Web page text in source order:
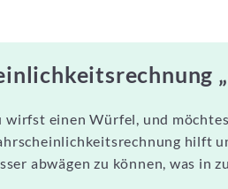
wirfst einen Würfel, und
hilft
abwägen zu können, was in